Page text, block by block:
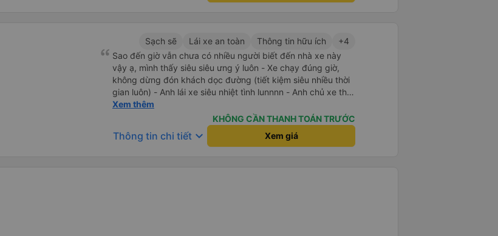
Sạch sẽ Lái xe an toàn Thông tin hữu ích
+4
Sao đến giờ vẫn chưa có nhiều người biết đến nhà xe này
vậy ạ, mình thấy siêu siêu ưng ý luôn - Xe chạy đúng giờ,
không dừng đón khách dọc đường (tiết kiệm siêu nhiều thời
gian luôn) - Anh lái xe siêu nhiệt tình lunnnn - Anh chủ xe thì
siêu đáng yêu còn xách đồ hộ mình nữa - Quan trọng hơn
nữa là xe mới, không mùi nên các khứa say xe không phải lo
nha (thề, uy tín không seeding 🫰🏻) - Đến văn phòng anh
chủ còn cho xe đưa đón về tận nơi nữa Tóm gọn lại thì đây là
Xem thêm
KHÔNG CẦN THANH TOÁN TRƯỚC
Thông tin chi tiết keyboard_arrow_down Xem giá